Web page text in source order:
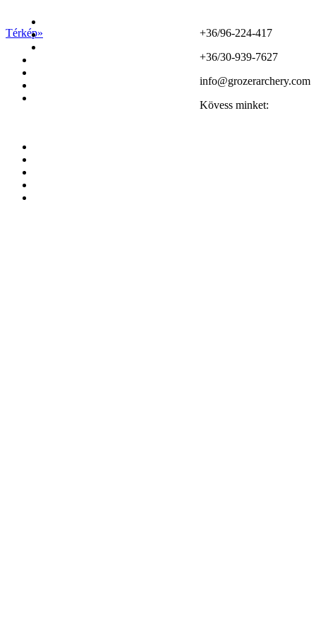
Térkép»
+36/96-224-417
+36/30-939-7627
info@grozerarchery.com
Kövess minket: